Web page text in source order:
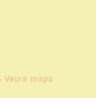
Veure mapa